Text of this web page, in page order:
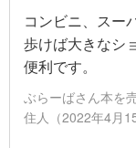
コンビニ、スー
歩けば大きなシ
便利です。
ぶらーばさん本を
住人（2022年4月